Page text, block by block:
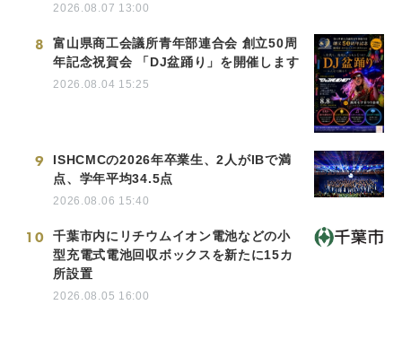
2026.08.07 13:00
8
富山県商工会議所青年部連合会 創立50周
年記念祝賀会 「DJ盆踊り」を開催します
2026.08.04 15:25
9
ISHCMCの2026年卒業生、2人がIBで満
点、学年平均34.5点
2026.08.06 15:40
10
千葉市内にリチウムイオン電池などの小
型充電式電池回収ボックスを新たに15カ
所設置
2026.08.05 16:00